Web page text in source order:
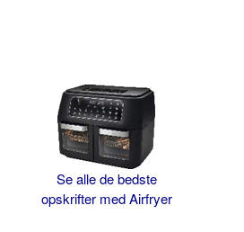
Se alle de bedste
opskrifter med Airfryer